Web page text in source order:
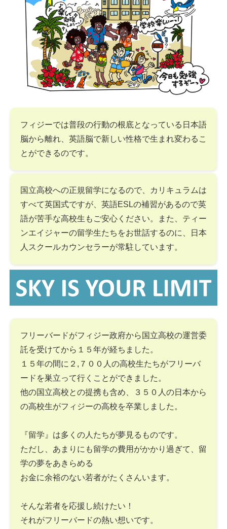
フィジーでは普段の行動の根底となっている日本語
脳から離れ、英語脳で新しい性格で生まれ変わるこ
とができるのです。
国立高校への正規留学になるので、カリキュラムは
すべて英国式ですが、英語ESLの補習があるので英
語が苦手な高校生もご安心ください。また、ティー
ンエイジャーの留学生たちをお世話するのに、日本
人スクールカウンセラーが常駐しています。
フリーバードがフィジー政府から国立高校の運営委
託を受けてから１５年が経ちました。
１５年の間に２,７００人の高校生たちがフリーバ
ードを巣立って行くことができました。
他の国立高校との提携も含め、３５０人の日本から
の高校生がフィジーの高校を卒業しました。
『留学』は多くの人たちが夢見るものです。
ただし、あまりにも留学の費用がかかり過ぎて、留
学の夢をあきらめる
お金に余裕のない若者がたくさんいます。
そんな若者を応援し続けたい！
それがフリーバードの熱い想いです。